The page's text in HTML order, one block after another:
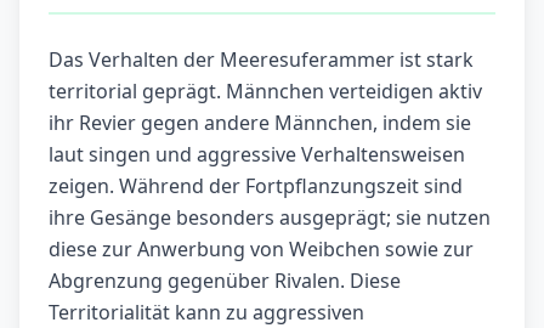
Das Verhalten der Meeresuferammer ist stark
territorial geprägt. Männchen verteidigen aktiv
ihr Revier gegen andere Männchen, indem sie
laut singen und aggressive Verhaltensweisen
zeigen. Während der Fortpflanzungszeit sind
ihre Gesänge besonders ausgeprägt; sie nutzen
diese zur Anwerbung von Weibchen sowie zur
Abgrenzung gegenüber Rivalen. Diese
Territorialität kann zu aggressiven